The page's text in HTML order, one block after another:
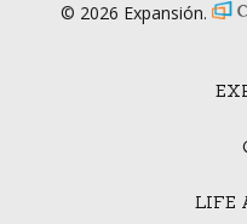
LIFE
© 2026 Expansión.